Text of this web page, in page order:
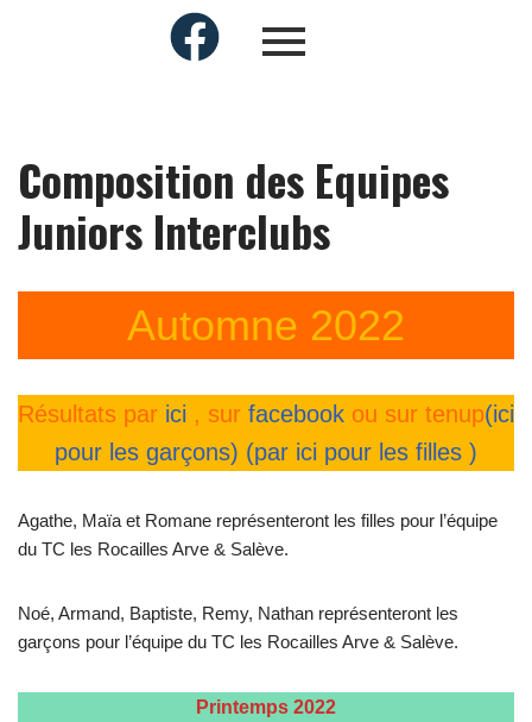
Composition des Equipes
Juniors Interclubs
Automne 2022
Résultats par ici , sur facebook ou sur tenup(ici
pour les garçons) (par ici pour les filles )
Agathe, Maïa et Romane représenteront les filles pour l’équipe
du TC les Rocailles Arve & Salève.
Noé, Armand, Baptiste, Remy, Nathan représenteront les
garçons pour l’équipe du TC les Rocailles Arve & Salève.
Printemps 2022